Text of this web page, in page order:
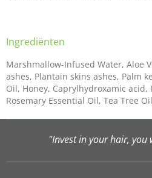
Ingrediënten
Marshmallow-Infused Water, Aloe
ashes, Plantain skins ashes, Palm
Oil, Honey, Caprylhydroxamic
Rosemary Essential Oil, Tea Tree
"Invest in your hair, you